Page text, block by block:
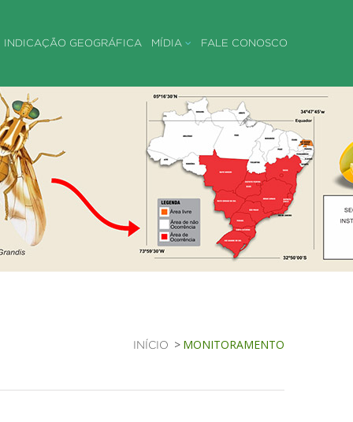
INDICAÇÃO GEOGRÁFICA MÍDIA FALE CONOSCO
INÍCIO MONITORAMENTO